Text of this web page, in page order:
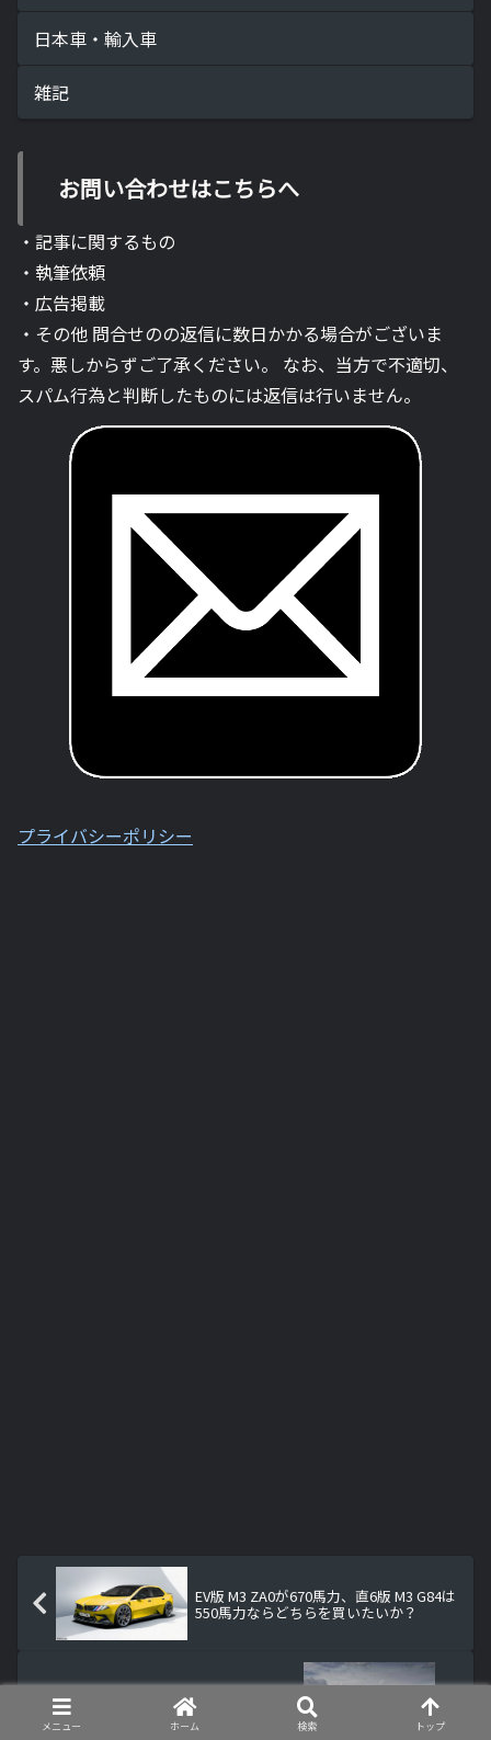
日本車・輸入車
雑記
お問い合わせはこちらへ
・記事に関するもの
・執筆依頼
・広告掲載
・その他 問合せのの返信に数日かかる場合がございま
す。悪しからずご了承ください。 なお、当方で不適切、
スパム行為と判断したものには返信は行いません。
プライバシーポリシー
EV版 M3 ZA0が670馬力、直6版 M3 G84は
550馬力ならどちらを買いたいか？
BMWはドイツで生産しなくなる？BMW
iX3 NA5はメキシコで生産
メニュー ホーム 検索 トップ